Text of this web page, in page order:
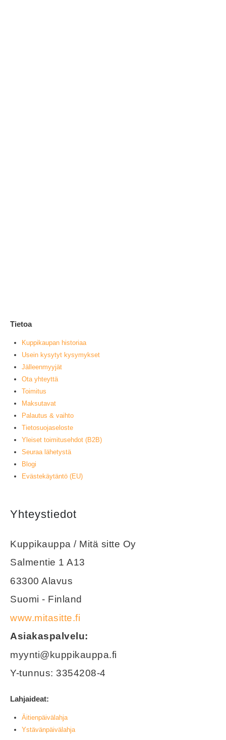
Tietoa
Kuppikaupan historiaa
Usein kysytyt kysymykset
Jälleenmyyjät
Ota yhteyttä
Toimitus
Maksutavat
Palautus & vaihto
Tietosuojaseloste
Yleiset toimitusehdot (B2B)
Seuraa lähetystä
Blogi
Evästekäytäntö (EU)
Yhteystiedot
Kuppikauppa / Mitä sitte Oy
Salmentie 1 A13
63300 Alavus
Suomi - Finland
www.mitasitte.fi
Asiakaspalvelu:
myynti@kuppikauppa.fi
Y-tunnus: 3354208-4
Lahjaideat:
Äitienpäivälahja
Ystävänpäivälahja